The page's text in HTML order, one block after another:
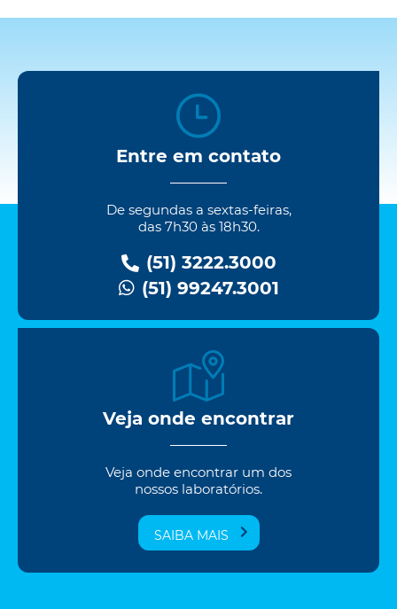
Entre em contato
De segundas a sextas-feiras,
das 7h30 às 18h30.
(51) 3222.3000
(51) 99247.3001
Veja onde encontrar
Veja onde encontrar um dos
nossos laboratórios.
SAIBA MAIS